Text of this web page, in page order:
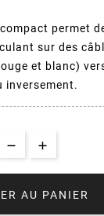
permet
sur des
et blanc)
inversement.
AU PANIER